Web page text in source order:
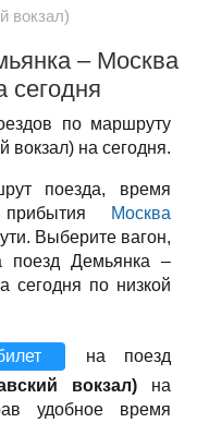
вокзал)
– Москва
сегодня
по маршруту
вокзал) на сегодня.
поезда, время
Москва
Выберите вагон,
поезд Демьянка –
сегодня по низкой
на поезд
вокзал) на
удобное время